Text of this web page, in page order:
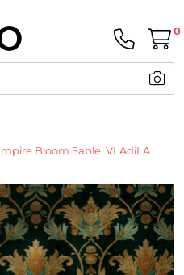
0
Bloom Sable, VLAdiLA